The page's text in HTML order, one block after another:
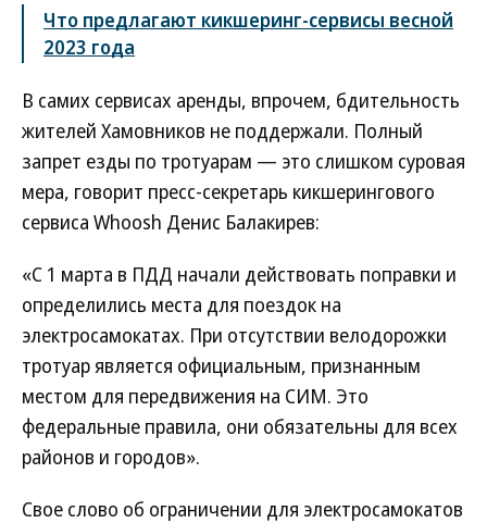
Что предлагают кикшеринг-сервисы весной
2023 года
В самих сервисах аренды, впрочем, бдительность
жителей Хамовников не поддержали. Полный
запрет езды по тротуарам — это слишком суровая
мера, говорит пресс-секретарь кикшерингового
сервиса Whoosh Денис Балакирев:
«С 1 марта в ПДД начали действовать поправки и
определились места для поездок на
электросамокатах. При отсутствии велодорожки
тротуар является официальным, признанным
местом для передвижения на СИМ. Это
федеральные правила, они обязательны для всех
районов и городов».
Свое слово об ограничении для электросамокатов